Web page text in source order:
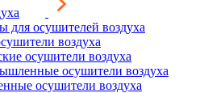
для осушителей воздуха
воздуха
осушители воздуха
осушители воздуха
осушители воздуха